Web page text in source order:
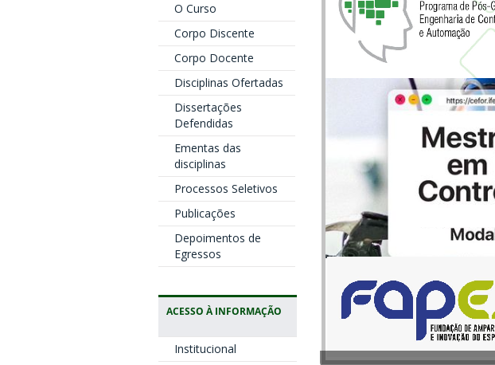
O Curso
Corpo Discente
Corpo Docente
Disciplinas Ofertadas
Dissertações
Defendidas
Ementas das
disciplinas
Processos Seletivos
Publicações
Depoimentos de
Egressos
ACESSO À INFORMAÇÃO
Institucional